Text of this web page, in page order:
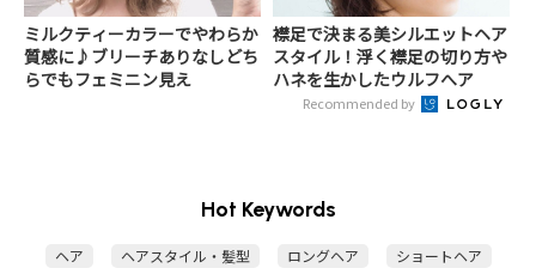
ミルクティーカラーでやわらか
質感に♪ブリーチありなしどち
らでもフェミニン見え
襟足で決まる美シルエットヘア
スタイル！浮く襟足の切り方や
ハネを生かしたウルフへア
Recommended by
Hot Keywords
ヘア ヘアスタイル・髪型 ロングヘア
ショートヘア